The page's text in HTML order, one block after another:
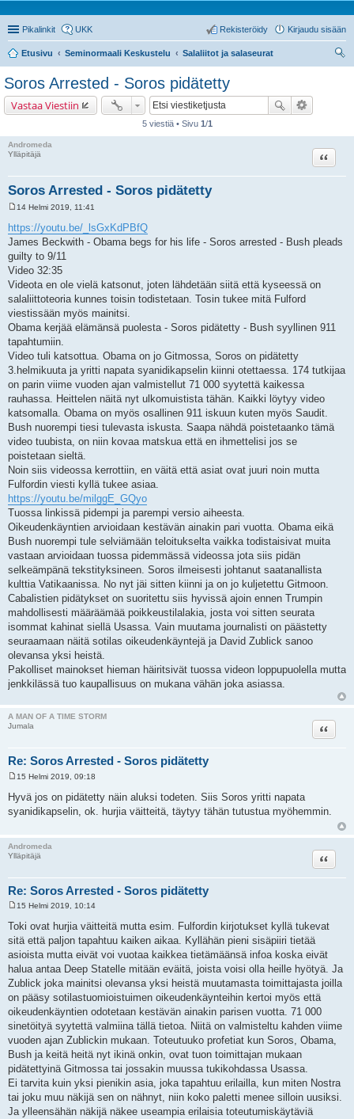
Pikalinkit UKK Kirjaudu sisään
Rekisteröidy
Etusivu Seminormaali Keskustelu
Salaliitot ja salaseurat
Soros Arrested - Soros pidätetty
Vastaa Viestiin
5 viestiä • Sivu 1/1
Andromeda
Ylläpitäjä
Soros Arrested - Soros pidätetty
Lainaa
i
e
s
i
14 Helmi 2019, 11:41
https://youtu.be/_lsGxKdPBfQ
James Beckwith - Obama begs for his life - Soros arrested - Bush pleads
guilty to 9/11
Video 32:35
Videota en ole vielä katsonut, joten lähdetään siitä että kyseessä on
salaliittoteoria kunnes toisin todistetaan. Tosin tukee mitä Fulford
viestissään myös mainitsi.
Obama kerjää elämänsä puolesta - Soros pidätetty - Bush syyllinen 911
tapahtumiin.
Video tuli katsottua. Obama on jo Gitmossa, Soros on pidätetty
3.helmikuuta ja yritti napata syanidikapselin kiinni otettaessa. 174 tutkijaa
on parin viime vuoden ajan valmistellut 71 000 syytettä kaikessa
rauhassa. Heittelen näitä nyt ulkomuistista tähän. Kaikki löytyy video
katsomalla. Obama on myös osallinen 911 iskuun kuten myös Saudit.
Bush nuorempi tiesi tulevasta iskusta. Saapa nähdä poistetaanko tämä
video tuubista, on niin kovaa matskua että en ihmettelisi jos se
poistetaan sieltä.
Noin siis videossa kerrottiin, en väitä että asiat ovat juuri noin mutta
Fulfordin viesti kyllä tukee asiaa.
https://youtu.be/milggE_GQyo
Tuossa linkissä pidempi ja parempi versio aiheesta.
Oikeudenkäyntien arvioidaan kestävän ainakin pari vuotta. Obama eikä
Bush nuorempi tule selviämään teloitukselta vaikka todistaisivat muita
vastaan arvioidaan tuossa pidemmässä videossa jota siis pidän
selkeämpänä tekstityksineen. Soros ilmeisesti johtanut saatanallista
kulttia Vatikaanissa. No nyt jäi sitten kiinni ja on jo kuljetettu Gitmoon.
Cabalistien pidätykset on suoritettu siis hyvissä ajoin ennen Trumpin
mahdollisesti määräämää poikkeustilalakia, josta voi sitten seurata
isommat kahinat siellä Usassa. Vain muutama journalisti on päästetty
seuraamaan näitä sotilas oikeudenkäyntejä ja David Zublick sanoo
olevansa yksi heistä.
Pakolliset mainokset hieman häiritsivät tuossa videon loppupuolella mutta
jenkkilässä tuo kaupallisuus on mukana vähän joka asiassa.
A MAN OF A TIME STORM
Jumala
Re: Soros Arrested - Soros pidätetty
Lainaa
e
s
15 Helmi 2019, 09:18
Hyvä jos on pidätetty näin aluksi todeten. Siis Soros yritti napata
syanidikapselin, ok. hurjia väitteitä, täytyy tähän tutustua myöhemmin.
Andromeda
Ylläpitäjä
Re: Soros Arrested - Soros pidätetty
Lainaa
e
s
i
15 Helmi 2019, 10:14
Toki ovat hurjia väitteitä mutta esim. Fulfordin kirjotukset kyllä tukevat
sitä että paljon tapahtuu kaiken aikaa. Kyllähän pieni sisäpiiri tietää
asioista mutta eivät voi vuotaa kaikkea tietämäänsä infoa koska eivät
halua antaa Deep Statelle mitään eväitä, joista voisi olla heille hyötyä. Ja
Zublick joka mainitsi olevansa yksi heistä muutamasta toimittajasta joilla
on pääsy sotilastuomioistuimen oikeudenkäynteihin kertoi myös että
oikeudenkäyntien odotetaan kestävän ainakin parisen vuotta. 71 000
sinetöityä syytettä valmiina tällä tietoa. Niitä on valmisteltu kahden viime
vuoden ajan Zublickin mukaan. Toteutuuko profetiat kun Soros, Obama,
Bush ja keitä heitä nyt ikinä onkin, ovat tuon toimittajan mukaan
pidätettyinä Gitmossa tai jossakin muussa tukikohdassa Usassa.
Ei tarvita kuin yksi pienikin asia, joka tapahtuu erilailla, kun miten Nostra
tai joku muu näkijä sen on nähnyt, niin koko paletti menee silloin uusiksi.
Ja ylleensähän näkijä näkee useampia erilaisia toteutumiskäytäviä